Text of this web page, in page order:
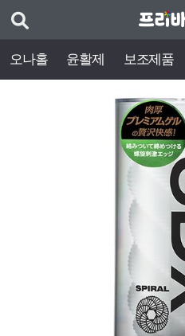
오나홀 윤활제 보조제품